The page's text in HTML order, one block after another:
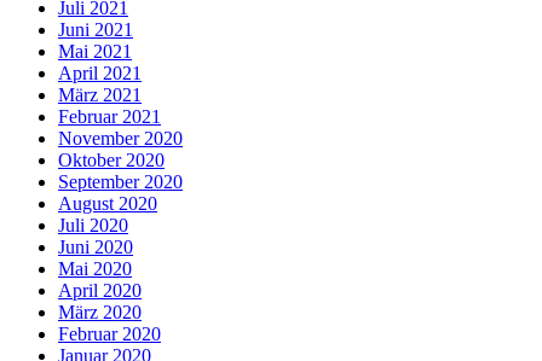
Juli 2021
Juni 2021
Mai 2021
April 2021
März 2021
Februar 2021
November 2020
Oktober 2020
September 2020
August 2020
Juli 2020
Juni 2020
Mai 2020
April 2020
März 2020
Februar 2020
Januar 2020